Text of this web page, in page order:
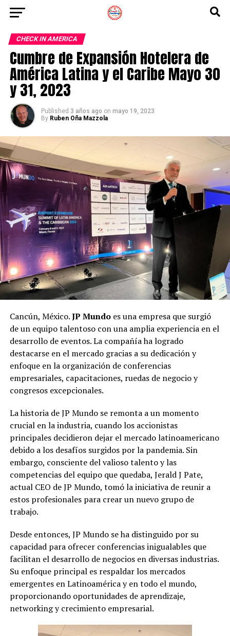
CHECK IN AMERICA
Cumbre de Expansión Hotelera de
América Latina y el Caribe Mayo 30
y 31, 2023
Published 3 años ago on mayo 19, 2023
By Ruben Oña Mazzola
Cancún, México.JP Mundoes una empresa que surgió
de un equipo talentoso con una amplia experiencia en el
desarrollo de eventos. La compañía ha logrado
destacarse en el mercado gracias a su dedicación y
enfoque en la organización de conferencias
empresariales, capacitaciones, ruedas de negocio y
congresos excepcionales.
La historia de JP Mundo se remonta a un momento
crucial en la industria, cuando los accionistas
principales decidieron dejar el mercado latinoamericano
debido a los desafíos surgidos por la pandemia. Sin
embargo, consciente del valioso talento y las
competencias del equipo que quedaba, Jerald J Pate,
actual CEO de JP Mundo, tomó la iniciativa de reunir a
estos profesionales para crear un nuevo grupo de
trabajo.
Desde entonces, JP Mundo se ha distinguido por su
capacidad para ofrecer conferencias inigualables que
facilitan el desarrollo de negocios en diversas industrias.
Su enfoque principal es respaldar los mercados
emergentes en Latinoamérica y en todo el mundo,
proporcionando oportunidades de aprendizaje,
networking y crecimiento empresarial.